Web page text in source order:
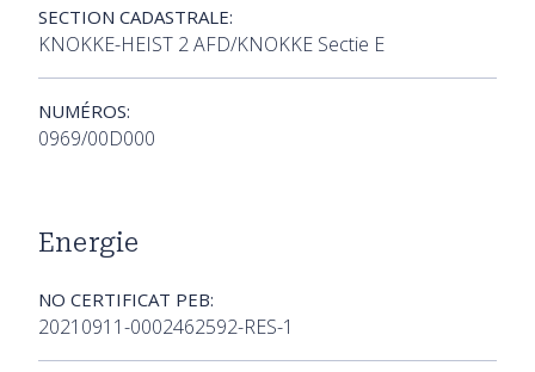
SECTION CADASTRALE:
KNOKKE-HEIST 2 AFD/KNOKKE Sectie E
NUMÉROS:
0969/00D000
Energie
NO CERTIFICAT PEB:
20210911-0002462592-RES-1